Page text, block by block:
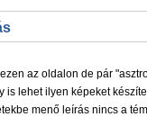
az oldalon de pár
is lehet ilyen képeket
menő leírás nincs a